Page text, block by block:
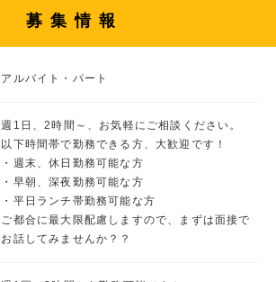
募集情報
アルバイト・パート
週1日、2時間～、お気軽にご相談ください。
以下時間帯で勤務できる方、大歓迎です！
・週末、休日勤務可能な方
・早朝、深夜勤務可能な方
・平日ランチ帯勤務可能な方
ご都合に最大限配慮しますので、まずは面接で
お話してみませんか？？